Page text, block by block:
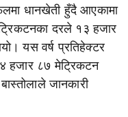
धानखेती हुँदै आएकामा
दरले १३ हजार
यस वर्ष प्रतिहेक्टर
हजार ८७ मेट्रिकटन
जानकारी